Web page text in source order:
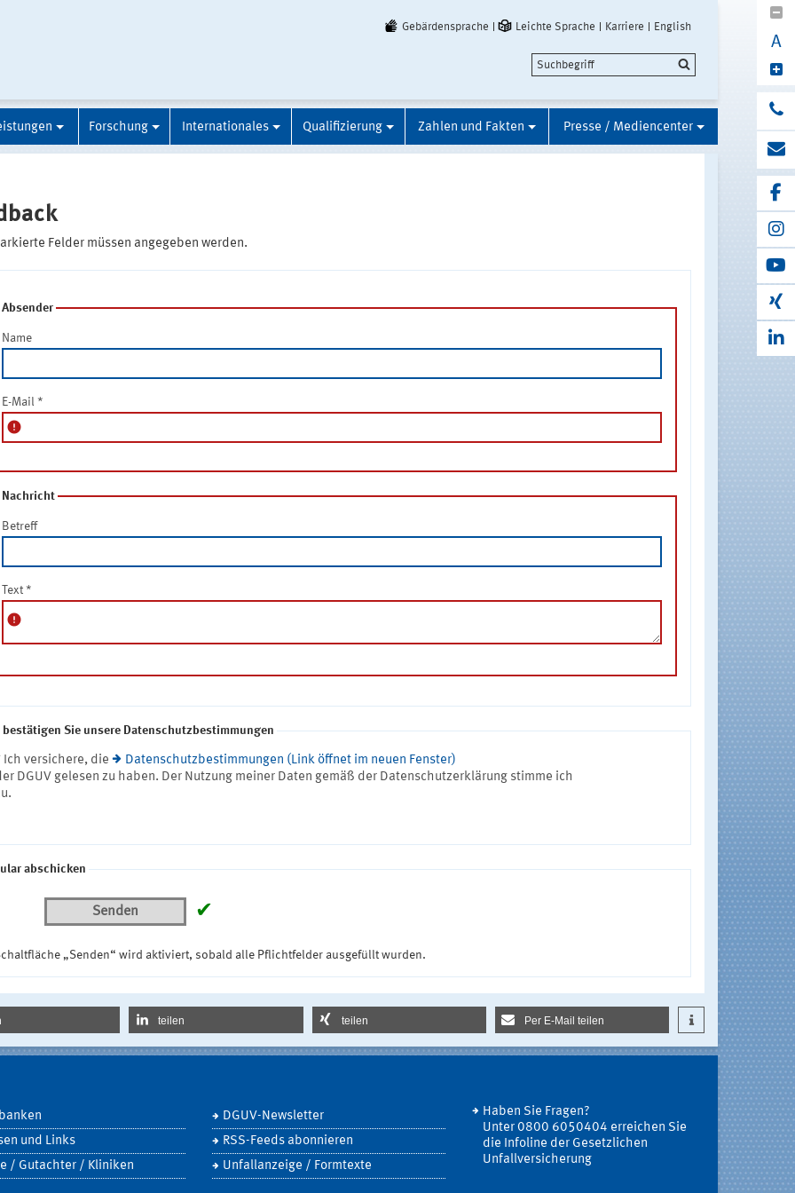
Gebärdensprache Leichte Sprache Karriere English
A
Forschung Internationales Qualifizierung Zahlen und Fakten Presse / Mediencenter
Felder müssen angegeben werden.
Absender
Name
E-Mail *
error
Nachricht
Betreff
Text *
error
Sie unsere Datenschutzbestimmungen
Ich versichere, die
Datenschutzbestimmungen (Link öffnet im neuen Fenster)
DGUV gelesen zu haben. Der Nutzung meiner Daten gemäß der Datenschutzerklärung stimme ich
abschicken
Senden ✔
„Senden“ wird aktiviert, sobald alle Pflichtfelder ausgefüllt wurden.
teilen teilen Per E-Mail teilen
und Links
/ Gutachter / Kliniken
DGUV-Newsletter
RSS-Feeds abonnieren
Unfallanzeige / Formtexte
Haben Sie Fragen?
Unter 0800 6050404 erreichen Sie
die Infoline der Gesetzlichen
Unfallversicherung